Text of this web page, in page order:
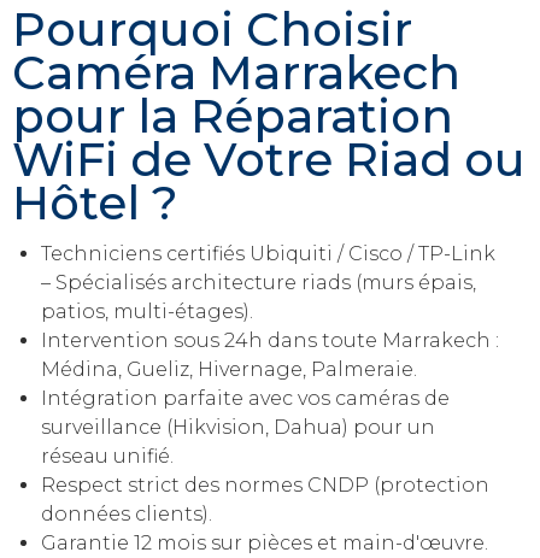
Pourquoi Choisir
Caméra Marrakech
pour la Réparation
WiFi de Votre Riad ou
Hôtel ?
Techniciens certifiés Ubiquiti / Cisco / TP-Link
– Spécialisés architecture riads (murs épais,
patios, multi-étages).
Intervention sous 24h dans toute Marrakech :
Médina, Gueliz, Hivernage, Palmeraie.
Intégration parfaite avec vos caméras de
surveillance (Hikvision, Dahua) pour un
réseau unifié.
Respect strict des normes CNDP (protection
données clients).
Garantie 12 mois sur pièces et main-d'œuvre.